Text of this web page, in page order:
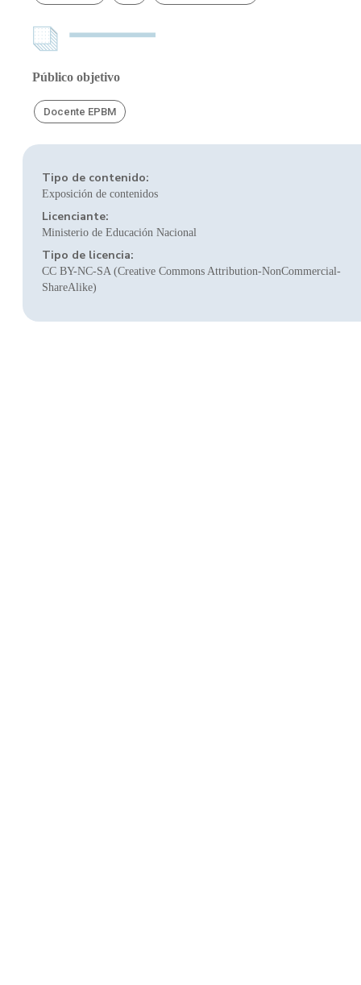
Público objetivo
Docente EPBM
Tipo de contenido:
Exposición de contenidos
Licenciante:
Ministerio de Educación Nacional
Tipo de licencia:
CC BY-NC-SA (Creative Commons Attribution-NonCommercial-
ShareAlike)